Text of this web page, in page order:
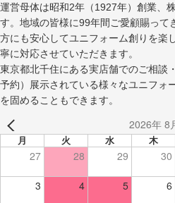
運営母体は昭和2年（1927年）創業、
す。地域の皆様に99年間ご愛顧賜って
方にも安心してユニフォーム創りを楽
寧に対応させていただきます。
東京都北千住にある実店舗でのご相談
予約）展示されている様々なユニフォ
を固めることもできます。
2026年 8
月 火 水 木
27 28 29 30
3 4 5 6